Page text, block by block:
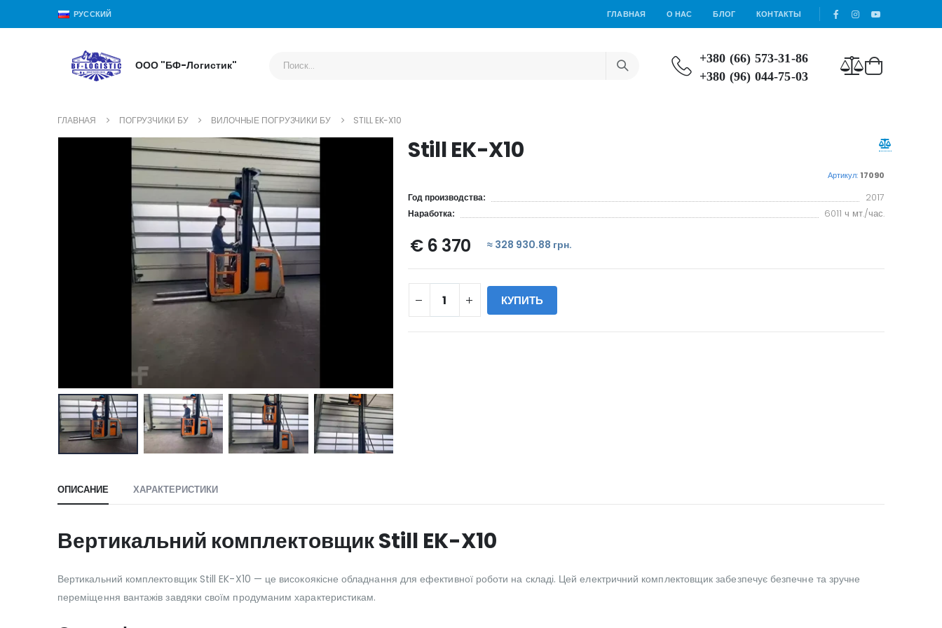
РУССКИЙ ГЛАВНАЯ О НАС БЛОГ КОНТАКТЫ
ООО "БФ-Логистик"
+380 (66) 573-31-86
+380 (96) 044-75-03
ГЛАВНАЯ ПОГРУЗЧИКИ БУ ВИЛОЧНЫЕ ПОГРУЗЧИКИ БУ STILL EK-X10
Still EK-X10
Артикул: 17090
Год производства: 2017
Наработка: 6011 ч мт./час.
€ 6 370 ≈ 328 930.88 грн.
КУПИТЬ
ОПИСАНИЕ ХАРАКТЕРИСТИКИ
Вертикальний комплектовщик Still EK-X10
Вертикальний комплектовщик Still EK-X10 — це високоякісне обладнання для ефективної роботи на складі. Цей електричний комплектовщик забезпечує безпечне та зручне
переміщення вантажів завдяки своїм продуманим характеристикам.